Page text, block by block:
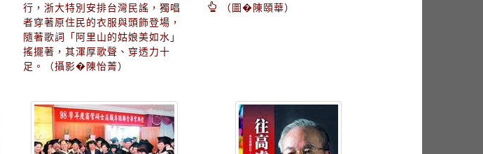
行，浙大特別安排台灣民謠，獨唱
者穿著原住民的衣服與頭飾登場，
隨著歌詞「阿里山的姑娘美如水」
搖擺著，其渾厚歌聲、穿透力十
足。（攝影�陳怡菁）
（圖�陳頤華）